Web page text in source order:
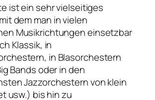
ist ein sehr vielseitiges
dem man in vielen
Musikrichtungen einsetzbar
Klassik, in
in Blasorchestern
Bands oder in den
Jazzorchestern von klein
usw.) bis hin zu